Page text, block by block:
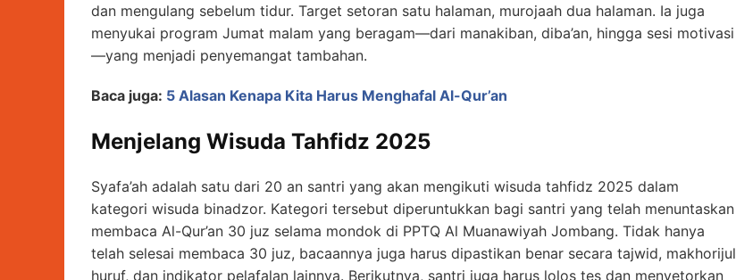
dan mengulang sebelum tidur. Target setoran satu halaman, murojaah dua halaman. Ia juga
menyukai program Jumat malam yang beragam—dari manakiban, diba’an, hingga sesi motivasi
—yang menjadi penyemangat tambahan.
Baca juga: 5 Alasan Kenapa Kita Harus Menghafal Al-Qur’an
Menjelang Wisuda Tahfidz 2025
Syafa’ah adalah satu dari 20 an santri yang akan mengikuti wisuda tahfidz 2025 dalam
kategori wisuda binadzor. Kategori tersebut diperuntukkan bagi santri yang telah menuntaskan
membaca Al-Qur’an 30 juz selama mondok di PPTQ Al Muanawiyah Jombang. Tidak hanya
telah selesai membaca 30 juz, bacaannya juga harus dipastikan benar secara tajwid, makhorijul
huruf, dan indikator pelafalan lainnya. Berikutnya, santri juga harus lolos tes dan menyetorkan